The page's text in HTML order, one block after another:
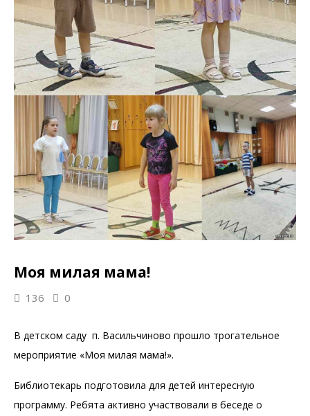
Моя милая мама!
136 0
В детском саду п. Васильчиново прошло трогательное
мероприятие «Моя милая мама!».
Библиотекарь подготовила для детей интересную
программу. Ребята активно участвовали в беседе о